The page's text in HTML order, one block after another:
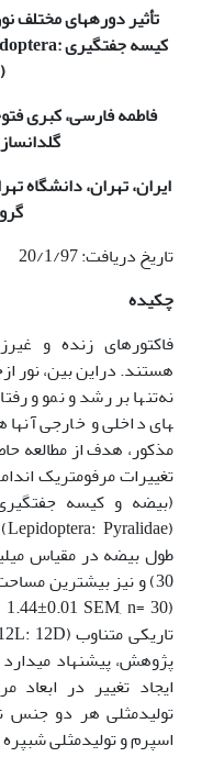
تأثیر دوره­های مختلف
کیسه جفت­گیری
فاطمه فارسی، کبری
ایران، تهران، دانشگاه
تاریخ دریافت: 20/1/97 تاریخ پذیرش: 4/9/1397
چکیده
فاکتورهای زنده و
هستند. دراین بین، نور
های داخلی و خارجی آن­ها
مذکور، هدف از مطالعه
تغییرات مرفومتریک
(بیضه و کیسه
30) و نیز بیشترین
پژوهش، پیشنهاد
ایجاد تغییر در
تولیدمثلی هر دو جنس
اسپرم و تولیدمثلی شب­پره